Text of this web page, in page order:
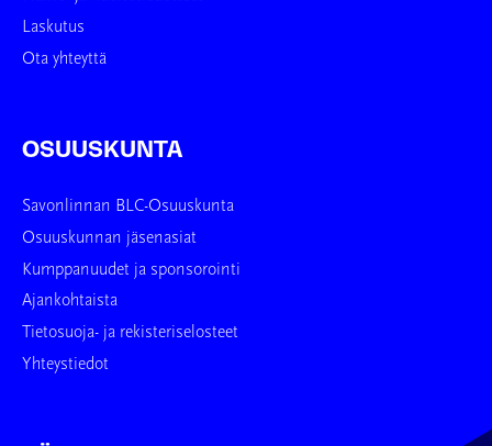
Laskutus
Ota yhteyttä
OSUUSKUNTA
Savonlinnan BLC-Osuuskunta
Osuuskunnan jäsenasiat
Kumppanuudet ja sponsorointi
Ajankohtaista
Tietosuoja- ja rekisteriselosteet
Yhteystiedot